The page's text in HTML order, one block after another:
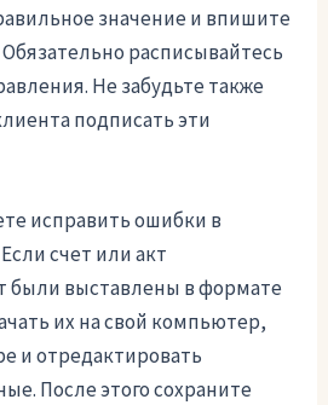
значение и впишите
расписывайтесь
Не забудьте также
подписать эти
исправить ошибки в
счет или акт
были выставлены в формате
их на свой компьютер,
и отредактировать
После этого сохраните